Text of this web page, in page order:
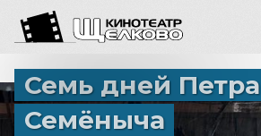
Семь дней Петра
Семёныча